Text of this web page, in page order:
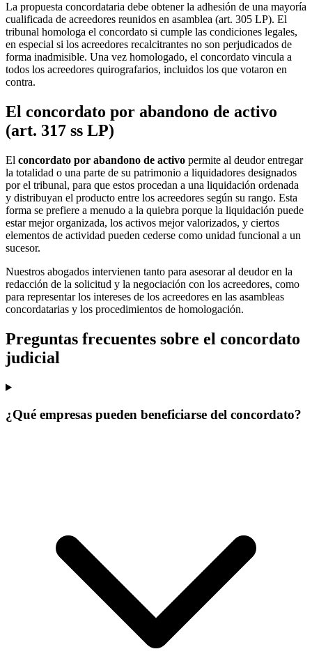
La propuesta concordataria debe obtener la adhesión de una mayoría
cualificada de acreedores reunidos en asamblea (art. 305 LP). El
tribunal homologa el concordato si cumple las condiciones legales,
en especial si los acreedores recalcitrantes no son perjudicados de
forma inadmisible. Una vez homologado, el concordato vincula a
todos los acreedores quirografarios, incluidos los que votaron en
contra.
El concordato por abandono de activo
(art. 317 ss LP)
El concordato por abandono de activo permite al deudor entregar
la totalidad o una parte de su patrimonio a liquidadores designados
por el tribunal, para que estos procedan a una liquidación ordenada
y distribuyan el producto entre los acreedores según su rango. Esta
forma se prefiere a menudo a la quiebra porque la liquidación puede
estar mejor organizada, los activos mejor valorizados, y ciertos
elementos de actividad pueden cederse como unidad funcional a un
sucesor.
Nuestros abogados intervienen tanto para asesorar al deudor en la
redacción de la solicitud y la negociación con los acreedores, como
para representar los intereses de los acreedores en las asambleas
concordatarias y los procedimientos de homologación.
Preguntas frecuentes sobre el concordato
judicial
¿Qué empresas pueden beneficiarse del concordato?